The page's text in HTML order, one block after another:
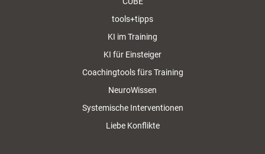
tools+tipps
KI im Training
KI für Einsteiger
Coachingtools fürs Training
NeuroWissen
Systemische Interventionen
Liebe Konflikte